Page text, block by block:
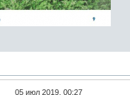
05 июл 2019, 00:27